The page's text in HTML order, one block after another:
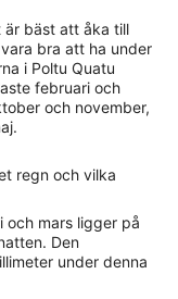
är bäst att åka till
bra att ha under
i Poltu Quatu
februari och
och november,
regn och vilka
och mars ligger på
Den
under denna